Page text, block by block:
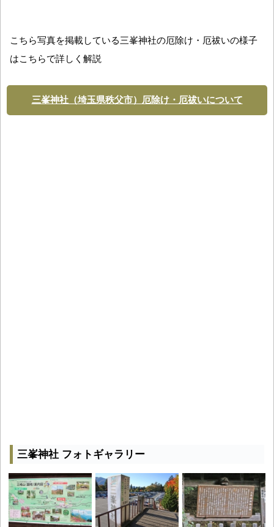
こちら写真を掲載している三峯神社の厄除け・厄祓いの様子
はこちらで詳しく解説
三峯神社（埼玉県秩父市）厄除け・厄祓いについて
三峯神社 フォトギャラリー